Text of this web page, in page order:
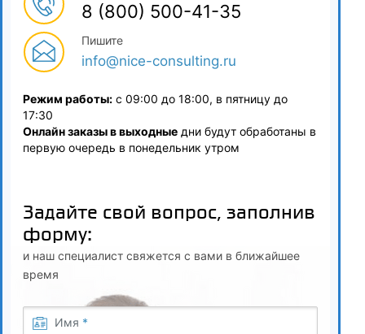
8 (800) 500-41-35
Пишите
info@nice-consulting.ru
Режим работы: с 09:00 до 18:00, в пятницу до
17:30
Онлайн заказы в выходные дни будут обработаны в
первую очередь в понедельник утром
Задайте свой вопрос, заполнив
форму:
и наш специалист свяжется с вами в ближайшее
время
Имя *